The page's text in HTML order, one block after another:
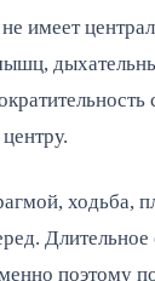
имеет
ходьба,
поэтому